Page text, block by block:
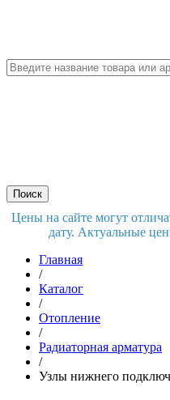
Цены на сайте могут
дату. Актуальные
Главная
/
Каталог
/
Отопление
/
Радиаторная арматура
/
Узлы нижнего